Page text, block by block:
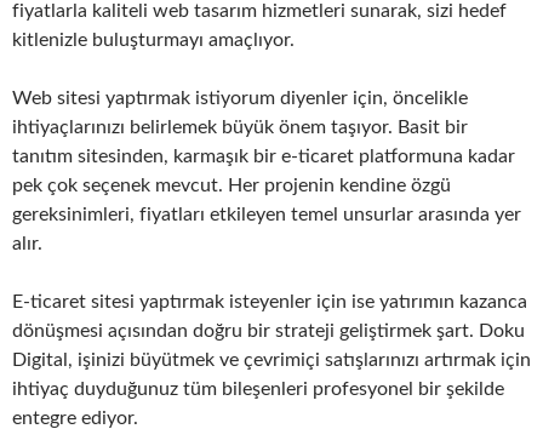
fiyatlarla kaliteli web tasarım hizmetleri sunarak, sizi hedef
kitlenizle buluşturmayı amaçlıyor.
Web sitesi yaptırmak istiyorum diyenler için, öncelikle
ihtiyaçlarınızı belirlemek büyük önem taşıyor. Basit bir
tanıtım sitesinden, karmaşık bir e-ticaret platformuna kadar
pek çok seçenek mevcut. Her projenin kendine özgü
gereksinimleri, fiyatları etkileyen temel unsurlar arasında yer
alır.
E-ticaret sitesi yaptırmak isteyenler için ise yatırımın kazanca
dönüşmesi açısından doğru bir strateji geliştirmek şart. Doku
Digital, işinizi büyütmek ve çevrimiçi satışlarınızı artırmak için
ihtiyaç duyduğunuz tüm bileşenleri profesyonel bir şekilde
entegre ediyor.